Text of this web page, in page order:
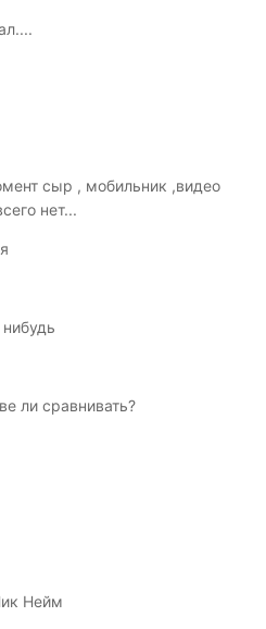
сыр , мобильник ,видео
нет...
ли сравнивать?
Нейм